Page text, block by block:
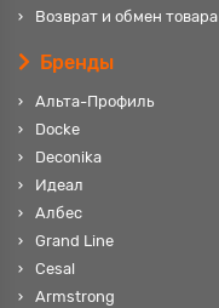
Возврат и обмен товара
Бренды
Альта-Профиль
Docke
Deconika
Идеал
Албес
Grand Line
Cesal
Armstrong